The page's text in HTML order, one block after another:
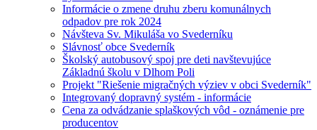
Informácie o zmene druhu zberu komunálnych
odpadov pre rok 2024
Návšteva Sv. Mikuláša vo Svederníku
Slávnosť obce Svederník
Školský autobusový spoj pre deti navštevujúce
Základnú školu v Dlhom Poli
Projekt "Riešenie migračných výziev v obci Svederník"
Integrovaný dopravný systém - informácie
Cena za odvádzanie splaškových vôd - oznámenie pre
producentov